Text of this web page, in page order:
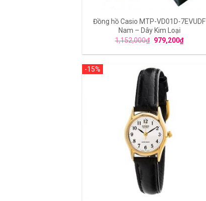
Đồng hồ Casio MTP-VD01D-7EVUDF
Nam – Dây Kim Loại
1,152,000₫ 979,200₫
-15%